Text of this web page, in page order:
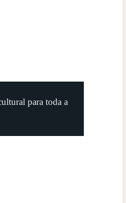
para toda a